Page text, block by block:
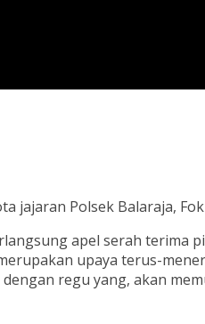
jajaran Polsek Balaraja,
apel serah terima
upaya terus-
regu yang, akan